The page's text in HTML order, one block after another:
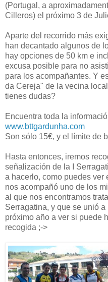
(Portugal, a
Cilleros) el próximo 3 de
Aparte del recorrido más
han decantado algunos de
hay opciones de 50 km e
excusa posible para no
para los acompañantes. Y
da Cereja" de la vecina
tienes dudas?
Encuentra toda la
www.bttgardunha.com
Son sólo 15€, y el límite de
Hasta entonces, iremos
señalización de la I
a hacerlo, como puedes ver
nos acompañó uno de los
al que nos encontramos
Serragatina, y que se unió
próximo año a ver si puede
recogida ;->